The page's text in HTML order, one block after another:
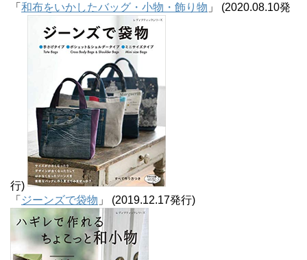
「 和布をいかしたバッグ・小物・飾り物 」 (2020.08.10発
行)
「 ジーンズで袋物 」 (2019.12.17発行)